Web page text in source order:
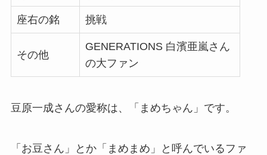
座右の銘 挑戦
その他
GENERATIONS 白濱亜嵐さん
の大ファン
豆原一成さんの愛称は、「まめちゃん」です。
「お豆さん」とか「まめまめ」と呼んでいるファ